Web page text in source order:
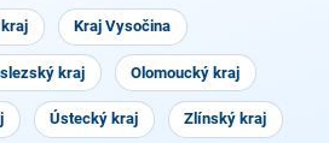
Kraj Vysočina
kraj Olomoucký kraj
Ústecký kraj Zlínský kraj